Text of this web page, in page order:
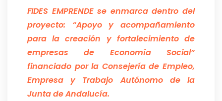
FIDES EMPRENDE se enmarca dentro del
proyecto: “Apoyo y acompañamiento
para la creación y fortalecimiento de
empresas de Economía Social”
financiado por la Consejería de Empleo,
Empresa y Trabajo Autónomo de la
Junta de Andalucía.